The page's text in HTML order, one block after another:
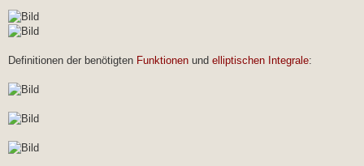
Definitionen der benötigten Funktionen und elliptischen Integrale: